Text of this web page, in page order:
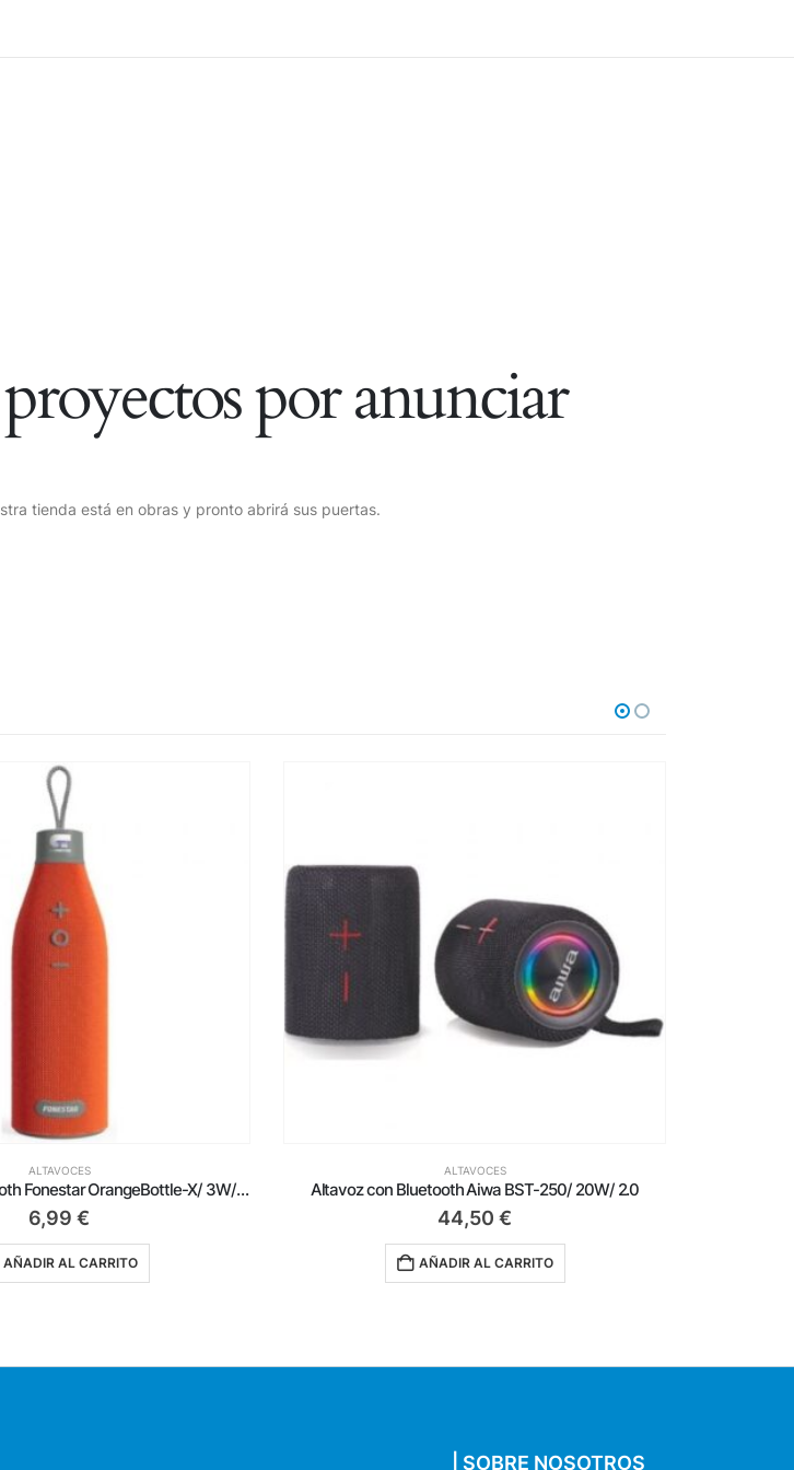
por anunciar
tienda está en obras y pronto abrirá sus puertas.
ALTAVOCES
Altavoz con Bluetooth Fonestar OrangeBottle-X/ 3W/ 1.0/ Naranja
6,99 €
AÑADIR AL CARRITO
ALTAVOCES
Altavoz con Bluetooth Aiwa BST-250/ 20W/ 2.0
44,50 €
AÑADIR AL CARRITO
| SOBRE NOSOTROS